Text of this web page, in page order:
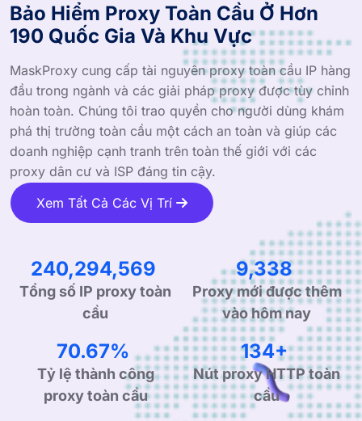
Bảo Hiểm Proxy Toàn Cầu Ở Hơn
190 Quốc Gia Và Khu Vực
MaskProxy cung cấp tài nguyên proxy toàn cầu IP hàng
đầu trong ngành và các giải pháp proxy được tùy chỉnh
hoàn toàn. Chúng tôi trao quyền cho người dùng khám
phá thị trường toàn cầu một cách an toàn và giúp các
doanh nghiệp cạnh tranh trên toàn thế giới với các
proxy dân cư và ISP đáng tin cậy.
Xem Tất Cả Các Vị Trí
339,673,260
Tổng số IP proxy toàn
13,116
Proxy mới được thêm
vào hôm nay
99.90%
Tỷ lệ thành công
190+
Nút proxy HTTP toàn